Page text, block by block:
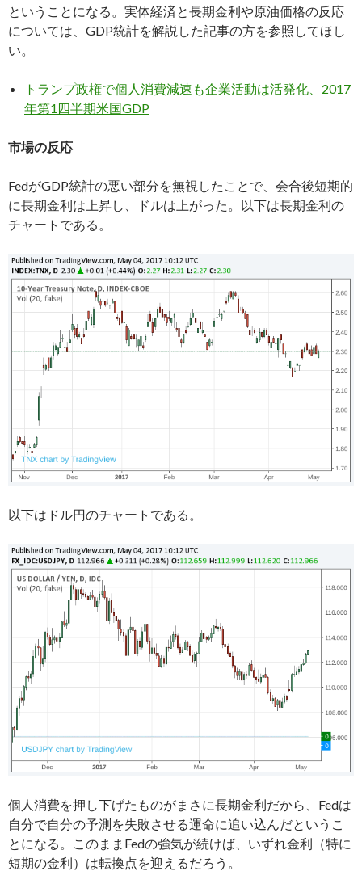
ということになる。実体経済と長期金利や原油価格の反応
については、GDP統計を解説した記事の方を参照してほし
い。
トランプ政権で個人消費減速も企業活動は活発化、2017
年第1四半期米国GDP
市場の反応
FedがGDP統計の悪い部分を無視したことで、会合後短期的
に長期金利は上昇し、ドルは上がった。以下は長期金利の
チャートである。
以下はドル円のチャートである。
個人消費を押し下げたものがまさに長期金利だから、Fedは
自分で自分の予測を失敗させる運命に追い込んだというこ
とになる。このままFedの強気が続けば、いずれ金利（特に
短期の金利）は転換点を迎えるだろう。